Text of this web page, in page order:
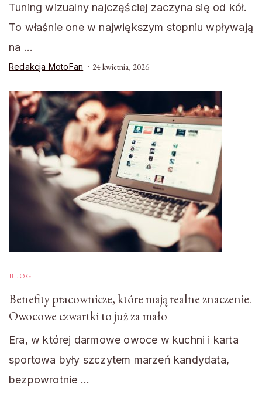
Tuning wizualny najczęściej zaczyna się od kół.
To właśnie one w największym stopniu wpływają
na …
Redakcja MotoFan 24 kwietnia, 2026
BLOG
Benefity pracownicze, które mają realne znaczenie.
Owocowe czwartki to już za mało
Era, w której darmowe owoce w kuchni i karta
sportowa były szczytem marzeń kandydata,
bezpowrotnie …